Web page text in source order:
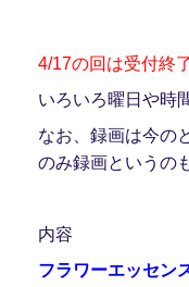
4/17の回は受付終
いろいろ曜日や時
なお、録画は今の
のみ録画というの
内容
フラワーエッセン